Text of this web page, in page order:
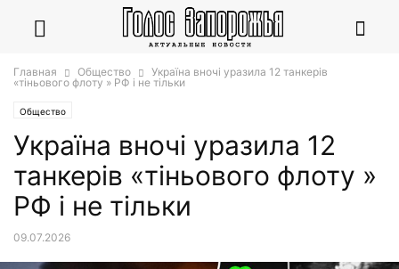
Главная Общество
Україна вночі уразила 12 танкерів
«тіньового флоту » РФ і не тільки
Общество
Україна вночі уразила 12
танкерів «тіньового флоту »
РФ і не тільки
09.07.2026